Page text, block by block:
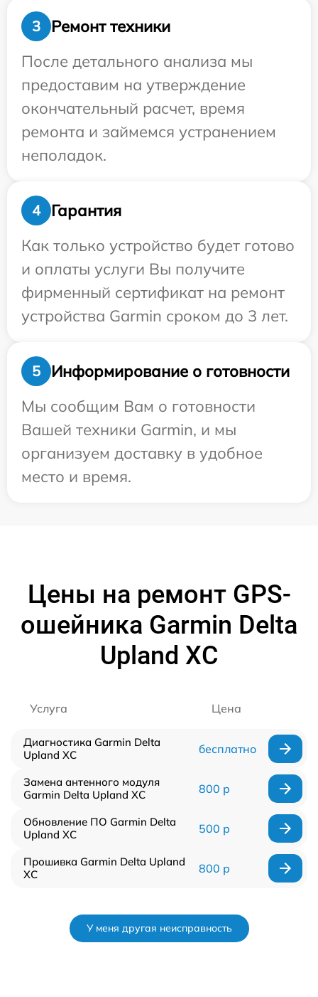
3
Ремонт техники
После детального анализа мы
предоставим на утверждение
окончательный расчет, время
ремонта и займемся устранением
неполадок.
4
Гарантия
Как только устройство будет готово
и оплаты услуги Вы получите
фирменный сертификат на ремонт
устройства Garmin сроком до 3 лет.
5
Информирование о готовности
Мы сообщим Вам о готовности
Вашей техники Garmin, и мы
организуем доставку в удобное
место и время.
Цены на ремонт GPS-
ошейника Garmin Delta
Upland XC
Услуга Цена
Диагностика Garmin Delta
Upland XC
бесплатно
Замена антенного модуля
Garmin Delta Upland XC
800 р
Обновление ПО Garmin Delta
Upland XC
500 р
Прошивка Garmin Delta Upland
XC
800 р
У меня другая неисправность